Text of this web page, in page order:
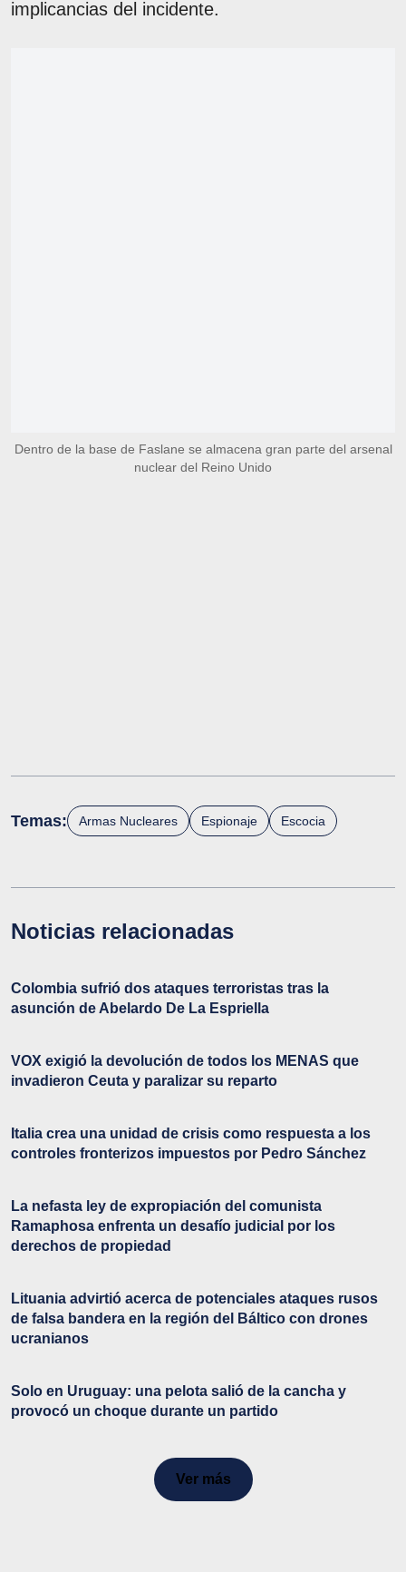
implicancias del incidente.
Dentro de la base de Faslane se almacena gran parte del arsenal
nuclear del Reino Unido
Temas: Armas Nucleares Espionaje Escocia
Noticias relacionadas
Colombia sufrió dos ataques terroristas tras la
asunción de Abelardo De La Espriella
VOX exigió la devolución de todos los MENAS que
invadieron Ceuta y paralizar su reparto
Italia crea una unidad de crisis como respuesta a los
controles fronterizos impuestos por Pedro Sánchez
La nefasta ley de expropiación del comunista
Ramaphosa enfrenta un desafío judicial por los
derechos de propiedad
Lituania advirtió acerca de potenciales ataques rusos
de falsa bandera en la región del Báltico con drones
ucranianos
Solo en Uruguay: una pelota salió de la cancha y
provocó un choque durante un partido
Ver más